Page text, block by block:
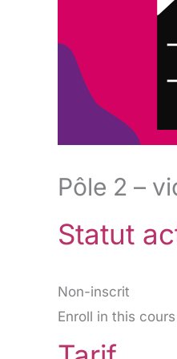
Pôle 2 –
Statut
Non-inscrit
Enroll in this